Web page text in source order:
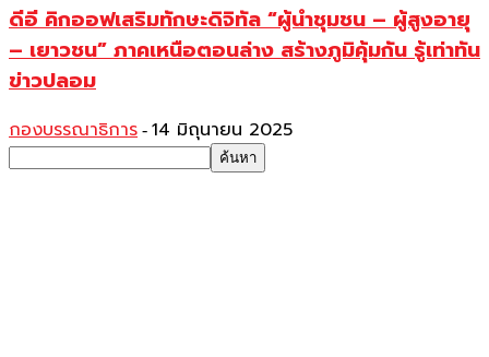
ดีอี คิกออฟเสริมทักษะดิจิทัล “ผู้นำชุมชน – ผู้สูงอายุ
– เยาวชน” ภาคเหนือตอนล่าง สร้างภูมิคุ้มกัน รู้เท่าทัน
ข่าวปลอม
กองบรรณาธิการ - 14 มิถุนายน 2025